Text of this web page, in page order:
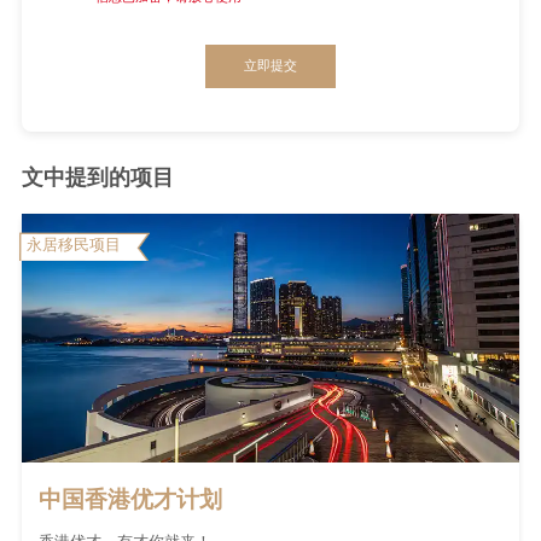
立即提交
文中提到的项目
永居移民项目
中国香港优才计划